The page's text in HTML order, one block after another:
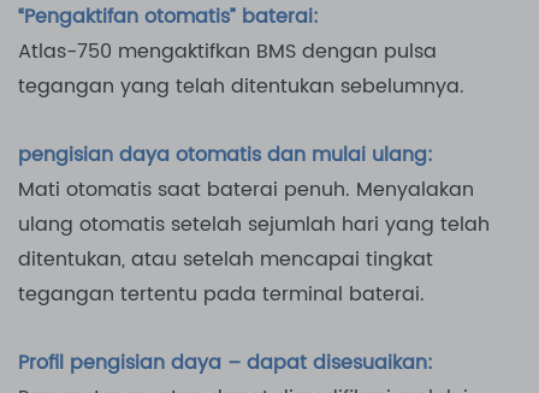
“Pengaktifan otomatis” baterai:
Atlas-750 mengaktifkan BMS dengan pulsa
tegangan yang telah ditentukan sebelumnya.
pengisian daya otomatis dan mulai ulang:
Mati otomatis saat baterai penuh. Menyalakan
ulang otomatis setelah sejumlah hari yang telah
ditentukan, atau setelah mencapai tingkat
tegangan tertentu pada terminal baterai.
Profil pengisian daya – dapat disesuaikan: